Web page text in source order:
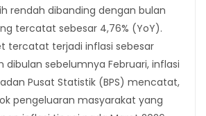
rendah dibanding dengan bulan
tercatat sebesar 4,76% (YoY).
tercatat terjadi inflasi sebesar
dibulan sebelumnya Februari, inflasi
Pusat Statistik (BPS) mencatat,
pengeluaran masyarakat yang